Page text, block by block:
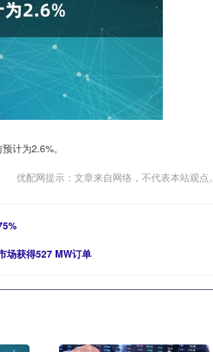
计为2.6%。
优配网提示：文章来自网络，不代表本站观点。
场获得527 MW订单